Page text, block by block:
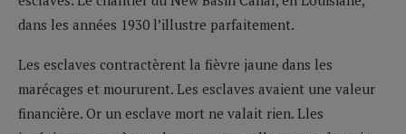
dans les années 1930 l’illustre parfaitement.
Les esclaves contractèrent la fièvre jaune dans les
marécages et moururent. Les esclaves avaient une valeur
financière. Or un esclave mort ne valait rien. Lles